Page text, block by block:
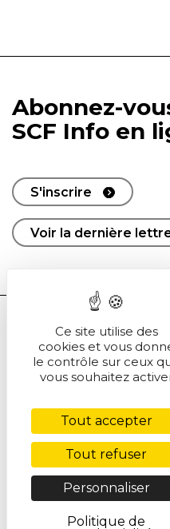
Abonnez-
SCF Info en
S'inscrire
Voir la dernière
Cookies
© Société
Ce site utilise des
cookies et vous
le contrôle sur ceux
vous souhaitez
Tout accepter
Tout refuser
Personnaliser
Politique de